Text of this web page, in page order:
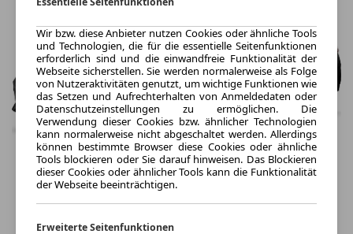
Wir bzw. diese Anbieter nutzen Cookies oder ähnliche Tools
und Technologien, die für die essentielle Seitenfunktionen
erforderlich sind und die einwandfreie Funktionalität der
Webseite sicherstellen. Sie werden normalerweise als Folge
von Nutzeraktivitäten genutzt, um wichtige Funktionen wie
das Setzen und Aufrechterhalten von Anmeldedaten oder
Datenschutzeinstellungen zu ermöglichen. Die
Verwendung dieser Cookies bzw. ähnlicher Technologien
kann normalerweise nicht abgeschaltet werden. Allerdings
können bestimmte Browser diese Cookies oder ähnliche
Tools blockieren oder Sie darauf hinweisen. Das Blockieren
dieser Cookies oder ähnlicher Tools kann die Funktionalität
der Webseite beeinträchtigen.
Erweiterte Seitenfunktionen